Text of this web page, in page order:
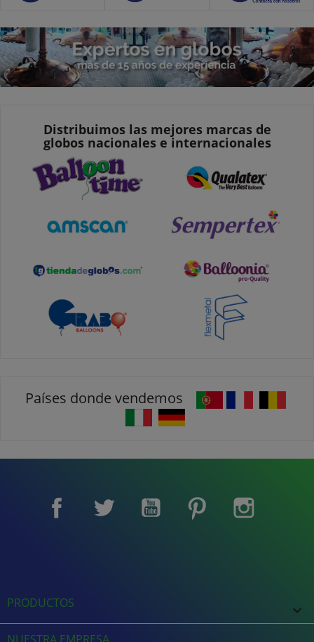
Distribuimos las mejores marcas de
globos nacionales e internacionales
Países donde vendemos
Facebook Twitter YouTube Pinterest
PRODUCTOS 